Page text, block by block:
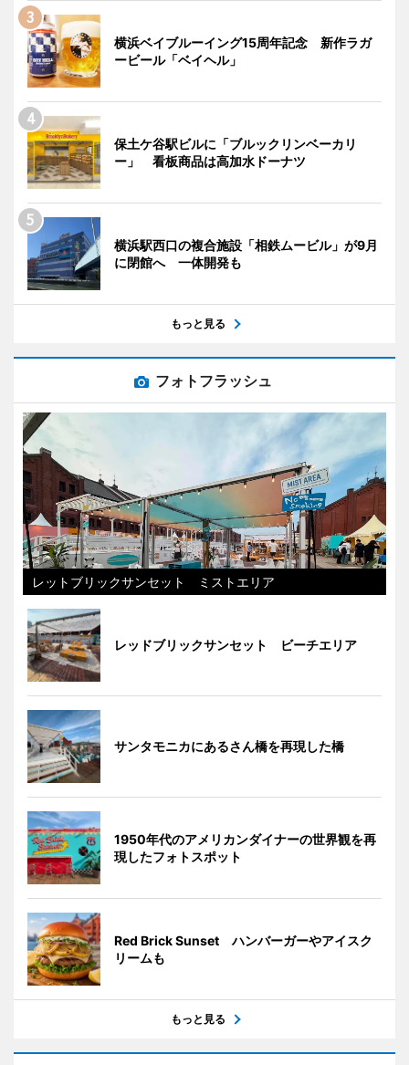
横浜ベイブルーイング15周年記念 新作ラガ
ービール「ベイヘル」
保土ケ谷駅ビルに「ブルックリンベーカリ
ー」 看板商品は高加水ドーナツ
横浜駅西口の複合施設「相鉄ムービル」が9月
に閉館へ 一体開発も
もっと見る
フォトフラッシュ
レットブリックサンセット ミストエリア
レッドブリックサンセット ビーチエリア
サンタモニカにあるさん橋を再現した橋
1950年代のアメリカンダイナーの世界観を再
現したフォトスポット
Red Brick Sunset ハンバーガーやアイスク
リームも
もっと見る